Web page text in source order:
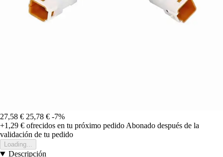
27,58 € 25,78 € -7%
+1,29 € ofrecidos en tu próximo pedido Abonado después de la
validación de tu pedido
Loading...
Descripción